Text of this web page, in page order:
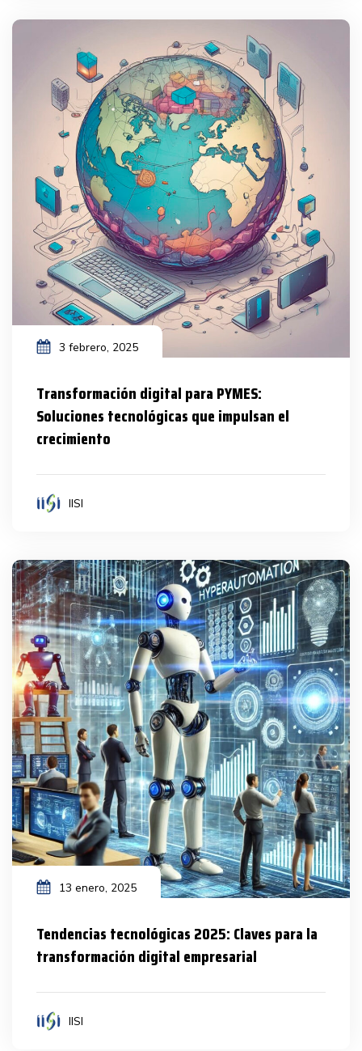
3 febrero, 2025
Transformación digital para PYMES:
Soluciones tecnológicas que impulsan el
crecimiento
IISI
13 enero, 2025
Tendencias tecnológicas 2025: Claves para la
transformación digital empresarial
IISI